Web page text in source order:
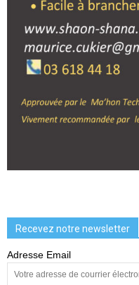
Recevez notre newsletter
Adresse Email